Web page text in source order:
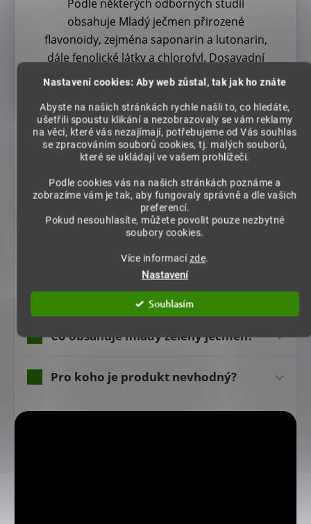
Nastavení cookies: Aby web zůstal, tak jak ho znáte
Abyste na našich stránkách rychle našli to, co hledáte,
ušetřili spoustu klikání a nezobrazovaly se vám reklamy
na věci, které vás nezajímají, potřebujeme od Vás souhlas
se zpracováním souborů cookies, tj. malých souborů,
které se ukládají ve vašem prohlížeči.
Podle cookies vás na našich stránkách poznáme a
zobrazíme vám je tak, aby fungovaly správně a dle vašich
preferencí.
Pokud nesouhlasíte, můžete povolit pouze nezbytné
soubory cookies.
Více informacízde.
Nastavení
Souhlasím
Podle některých odborných studií
obsahuje Mladý ječmen přirozené
flavonoidy, zejména saponarin a lutonarin,
dále fenolické látky a chlorofyl. Dosavadní
klinické výzkumy naznačují možné příznivé
a oxidační rovnováhy. Sušená šťáva z
Mladého ječmene proto představuje
především praktický způsob, jak tuto
rostlinnou surovinu pravidelně zařadit do
pestrého jídelníčku.
Jak se mladý zelený ječmen v
prášku užívá?
Co obsahuje mladý zelený ječmen?
Pro koho je produkt nevhodný?